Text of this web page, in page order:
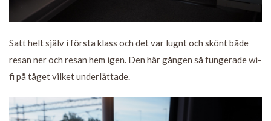
Satt helt själv i första klass och det var lugnt och skönt både
resan ner och resan hem igen. Den här gången så fungerade wi-
fi på tåget vilket underlättade.